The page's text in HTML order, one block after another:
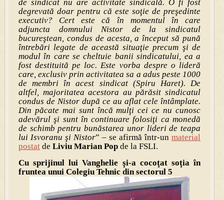
de sindicat nu are activitate sindicală. O fi fost
degrevată doar pentru că este soţie de preşedinte
executiv? Cert este că în momentul în care
adjuncta domnului Nistor de la sindicatul
bucureştean, condus de acesta, a început să pună
întrebări legate de această situaţie precum şi de
modul în care se cheltuie banii sindicatului, ea a
fost destituită pe loc. Este vorba despre o lideră
care, exclusiv prin activitatea sa a adus peste 1000
de membri în acest sindicat (Spiru Haret). De
altfel, majoritatea acestora au părăsit sindicatul
condus de Nistor după ce au aflat cele întâmplate.
Din păcate mai sunt încă mulţi cei ce nu cunosc
adevărul şi sunt în continuare folosiţi ca monedă
de schimb pentru bunăstarea unor lideri de teapa
lui Isvoranu şi Nistor” – se afirmă într-unmaterial
postatde Liviu Marian Popde la FSLI.
Cu sprijinul lui Vanghelie şi-a cocoţat soţia în
fruntea unui Colegiu Tehnic din sectorul 5